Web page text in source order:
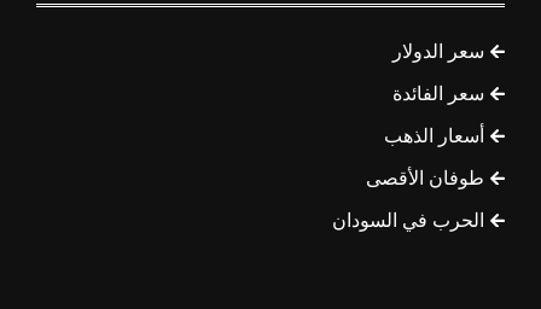
سعر الدولار
سعر الفائدة
أسعار الذهب
طوفان الأقصى
الحرب في السودان